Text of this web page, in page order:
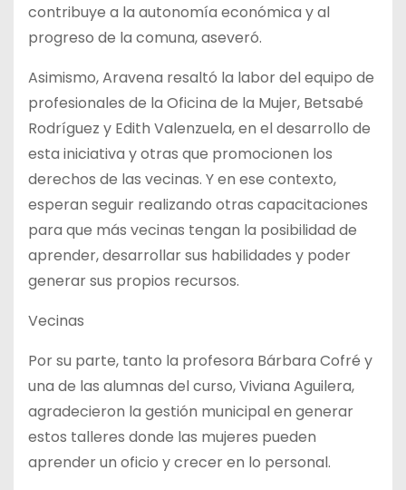
contribuye a la autonomía económica y al
progreso de la comuna, aseveró.
Asimismo, Aravena resaltó la labor del equipo de
profesionales de la Oficina de la Mujer, Betsabé
Rodríguez y Edith Valenzuela, en el desarrollo de
esta iniciativa y otras que promocionen los
derechos de las vecinas. Y en ese contexto,
esperan seguir realizando otras capacitaciones
para que más vecinas tengan la posibilidad de
aprender, desarrollar sus habilidades y poder
generar sus propios recursos.
Vecinas
Por su parte, tanto la profesora Bárbara Cofré y
una de las alumnas del curso, Viviana Aguilera,
agradecieron la gestión municipal en generar
estos talleres donde las mujeres pueden
aprender un oficio y crecer en lo personal.